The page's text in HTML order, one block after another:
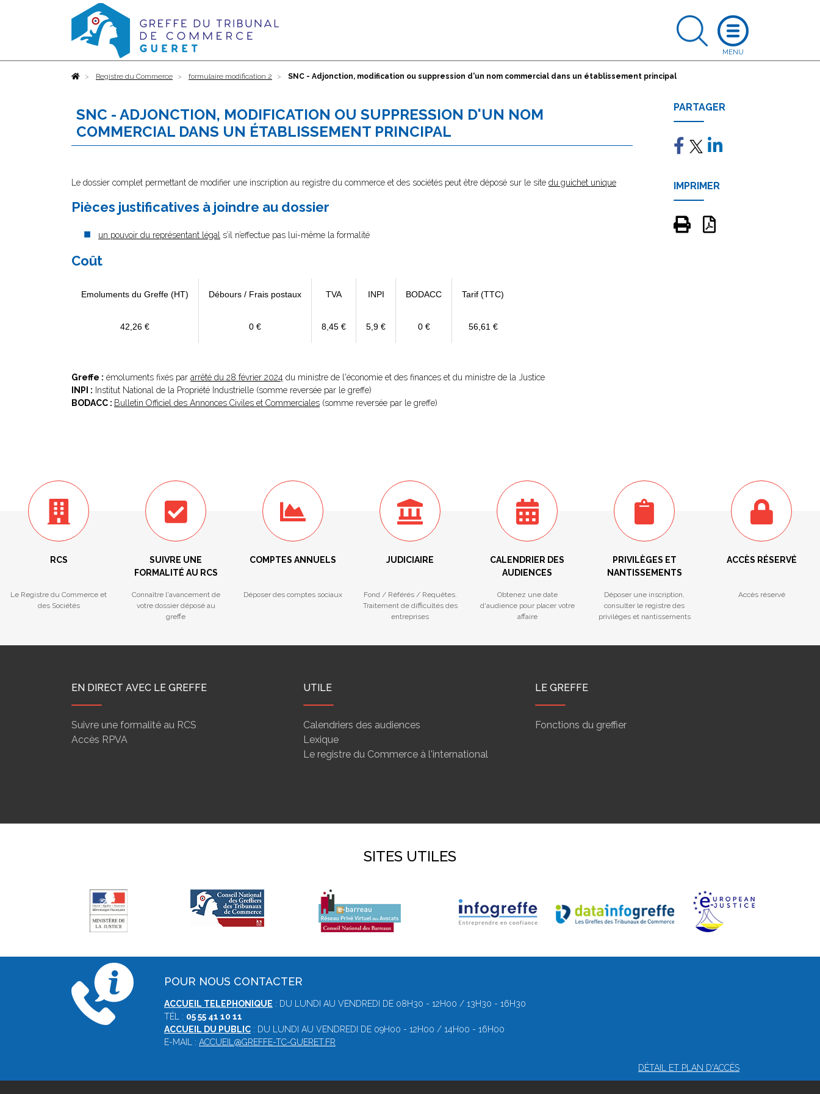
AccueilRegistre du Commerce formulaire modification 2 SNC - Adjonction, modification ou suppression d'un nom commercial dans un établissement principal
SNC - ADJONCTION, MODIFICATION OU SUPPRESSION D'UN NOM
COMMERCIAL DANS UN ÉTABLISSEMENT PRINCIPAL
Le dossier complet permettant de modifier une inscription au registre du commerce et des sociétés peut être déposé sur le site du guichet unique
Pièces justificatives à joindre au dossier
un pouvoir du représentant légal s’il n’effectue pas lui-même la formalité
Coût
Emoluments du Greffe (HT) Débours / Frais postaux TVA INPI BODACC Tarif (TTC)
42,26 € 0 € 8,45 € 5,9 € 0 € 56,61 €
Greffe : émoluments fixés par arrêté du 28 février 2024 du ministre de l'économie et des finances et du ministre de la Justice
INPI : Institut National de la Propriété Industrielle (somme reversée par le greffe)
BODACC : Bulletin Officiel des Annonces Civiles et Commerciales (somme reversée par le greffe)
PARTAGER
IMPRIMER
RCS
Le Registre du Commerce et
des Sociétés
SUIVRE UNE
FORMALITÉ AU RCS
Connaître l'avancement de
votre dossier déposé au
greffe
COMPTES ANNUELS
Déposer des comptes sociaux
JUDICIAIRE
Fond / Référés / Requêtes.
Traitement de difficultés des
entreprises
CALENDRIER DES
AUDIENCES
Obtenez une date
d'audience pour placer votre
affaire
PRIVILÈGES ET
NANTISSEMENTS
Déposer une inscription,
consulter le registre des
privilèges et nantissements
ACCÈS RÉSERVÉ
Accès réservé
EN DIRECT AVEC LE GREFFE
Suivre une formalité au RCS
Accès RPVA
UTILE
Calendriers des audiences
Lexique
Le registre du Commerce à l'international
LE GREFFE
Fonctions du greffier
SITES UTILES
POUR NOUS CONTACTER
ACCUEIL TELEPHONIQUE : DU LUNDI AU VENDREDI DE 08H30 - 12H00 / 13H30 - 16H30
TÉL : 05 55 41 10 11
ACCUEIL DU PUBLIC : DU LUNDI AU VENDREDI DE 09H00 - 12H00 / 14H00 - 16H00
E-MAIL : ACCUEIL@GREFFE-TC-GUERET.FR
DÉTAIL ET PLAN D'ACCÈS